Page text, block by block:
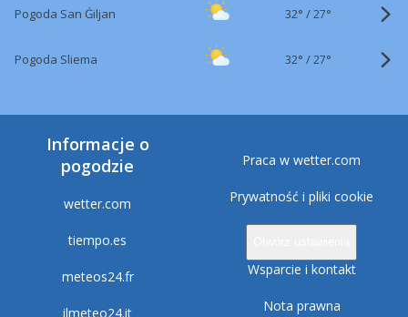
Pogoda San Ġiljan 32° /27°
Pogoda Sliema 32° /27°
Informacje o
pogodzie
wetter.com
tiempo.es
meteos24.fr
ilmeteo24.it
Praca w wetter.com
Prywatność i pliki cookie
Wsparcie i kontakt
Nota prawna